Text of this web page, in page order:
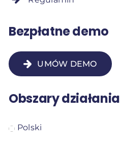
Bezpłatne demo
UMÓW DEMO
Obszary działania
Polski